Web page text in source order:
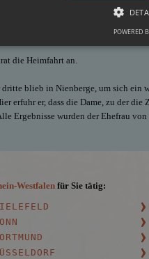
fuhr der Mann in nördliche
Weg ins östlich gelegene Gelmer
kleinen Haus und wurde
die Heimfahrt an.
blieb in Nienberge, um sich ein
erfuhr er, dass die Dame, zu der die
Ergebnisse wurden der Ehefrau
Westfalen für Sie tätig:
POWERED